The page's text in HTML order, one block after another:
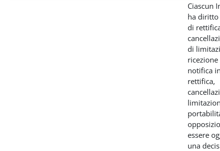
Ciascun
ha diritto
di
di
notifica
rettifica,
essere
una